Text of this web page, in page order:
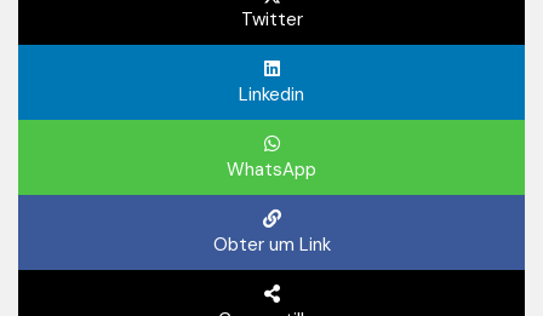
Twitter
Linkedin
WhatsApp
Obter um Link